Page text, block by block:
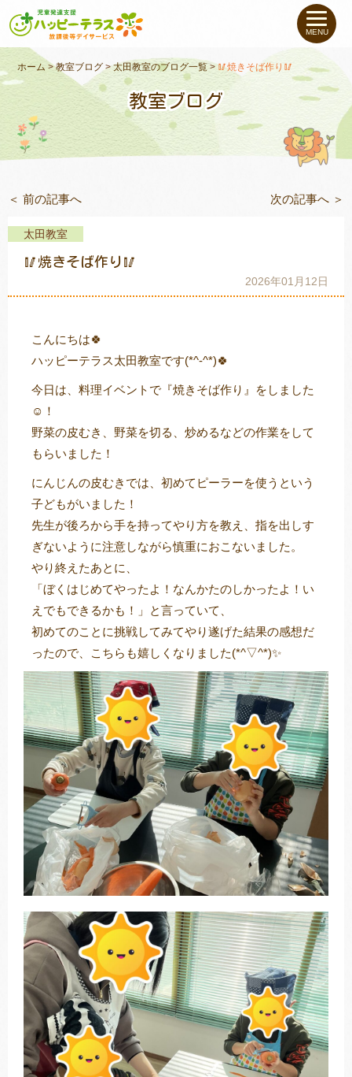
私たちについて
未就学のお子さま（０〜６才）
小学生〜高校生のお子さま
支援事例
教室一覧
トレキング
MENU
ホーム >教室ブログ>太田教室のブログ一覧>🥢焼きそば作り🥢
教室ブログ
＜ 前の記事へ 次の記事へ ＞
太田教室
🥢焼きそば作り🥢
2026年01月12日
こんにちは🍀
ハッピーテラス太田教室です(*^-^*)🍀
今日は、料理イベントで『焼きそば作り』をしました
☺！
野菜の皮むき、野菜を切る、炒めるなどの作業をして
もらいました！
にんじんの皮むきでは、初めてピーラーを使うという
子どもがいました！
先生が後ろから手を持ってやり方を教え、指を出しす
ぎないように注意しながら慎重におこないました。
やり終えたあとに、
「ぼくはじめてやったよ！なんかたのしかったよ！い
えでもできるかも！」と言っていて、
初めてのことに挑戦してみてやり遂げた結果の感想だ
ったので、こちらも嬉しくなりました(*^▽^*)✨